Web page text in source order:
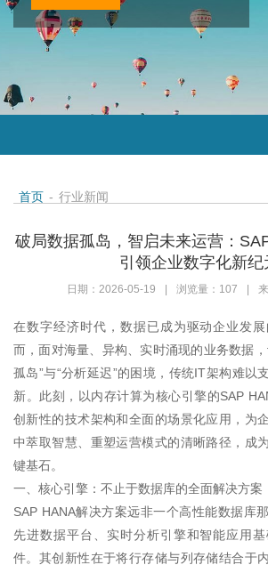
首页 - 行业新闻
破局数据孤岛，智启未来运营：
引领企业数字化新纪
日期：2026-05-19 浏览量：107
在数字经济时代，数据已成为驱动企业发
而，面对海量、异构、实时涌现的业务数据
孤岛”与“分析延迟”的困境，传统IT架构难以
新。此刻，以内存计算为核心引擎的SAP
创新性的技术架构和全面的场景化应用，为
中萃取智慧、重塑运营模式的清晰路径，成
键基石。
一、核心引擎：不止于数据库的全面解决方案
SAP HANA解决方案远非一个高性能数据库
先进数据平台、实时分析引擎和智能应用
件。其创新性在于将行存储与列存储结合于